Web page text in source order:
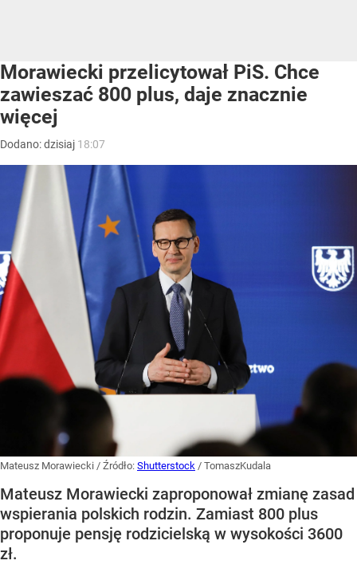
Morawiecki przelicytował PiS. Chce
zawieszać 800 plus, daje znacznie
więcej
Dodano:dzisiaj 18:07
Mateusz Morawiecki / Źródło: Shutterstock / TomaszKudala
Mateusz Morawiecki zaproponował zmianę zasad
wspierania polskich rodzin. Zamiast 800 plus
proponuje pensję rodzicielską w wysokości 3600
zł.